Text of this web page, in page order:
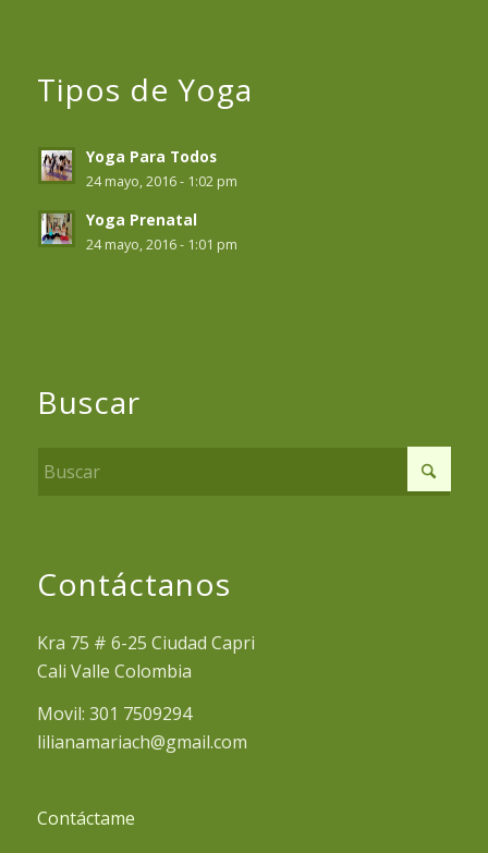
Tipos de Yoga
Yoga Para Todos
24 mayo, 2016 - 1:02 pm
Yoga Prenatal
24 mayo, 2016 - 1:01 pm
Buscar
Contáctanos
Kra 75 # 6-25 Ciudad Capri
Cali Valle Colombia
Movil: 301 7509294
lilianamariach@gmail.com
Contáctame